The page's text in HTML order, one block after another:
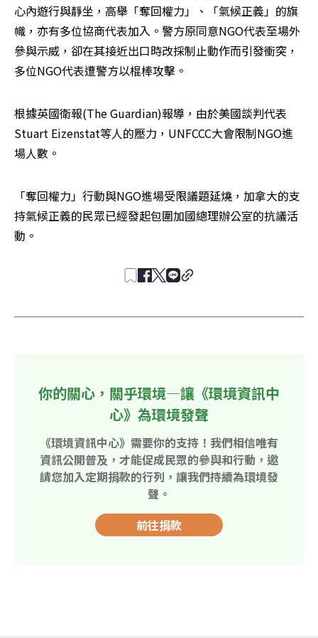
心內遊行與靜坐，高舉「奪回權力」、「氣候正義」的旗
幟，亦有多位協商代表加入。警方原同意NGO代表至場外
參與示威，卻在其接近出口時改採制止動作而引發衝突，
多位NGO代表遭警方以棍棒攻擊。
根據英國衛報(The Guardian)報導，由於美國談判代表
Stuart Eizenstat等人的壓力，UNFCCC大會限制NGO進
場人數。
「奪回權力」行動與NGO進場受限議題延燒，加拿大的支
持氣候正義的民眾已經發起包圍加國總理辦公室的抗議活
動。
你的關心，關乎環境—讓《環境資訊中
心》為環境發聲
《環境資訊中心》需要你的支持！我們相信唯有
資訊公開普及，才能促成民眾的參與和行動，邀
請您加入定期捐款的行列，讓我們持續為環境發
聲。
前往捐款